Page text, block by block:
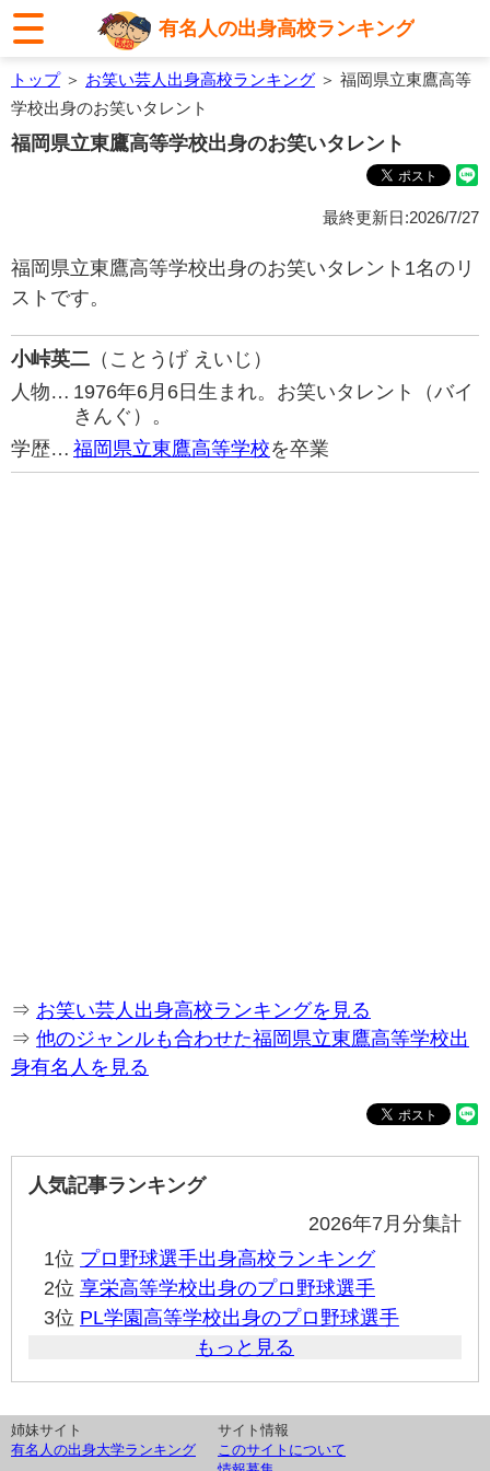
有名人の出身高校ランキング
トップ＞ お笑い芸人出身高校ランキング ＞ 福岡県立東鷹高等
学校出身のお笑いタレント
福岡県立東鷹高等学校出身のお笑いタレント
最終更新日:2026/7/27
福岡県立東鷹高等学校出身のお笑いタレント1名のリ
ストです。
小峠英二 （ことうげ えいじ）
人物… 1976年6月6日生まれ。お笑いタレント（バイ
きんぐ）。
学歴… 福岡県立東鷹高等学校を卒業
⇒ お笑い芸人出身高校ランキングを見る
⇒ 他のジャンルも合わせた福岡県立東鷹高等学校出
身有名人を見る
人気記事ランキング
2026年7月分集計
1位 プロ野球選手出身高校ランキング
2位 享栄高等学校出身のプロ野球選手
3位 PL学園高等学校出身のプロ野球選手
もっと見る
姉妹サイト
有名人の出身大学ランキング
サイト情報
このサイトについて